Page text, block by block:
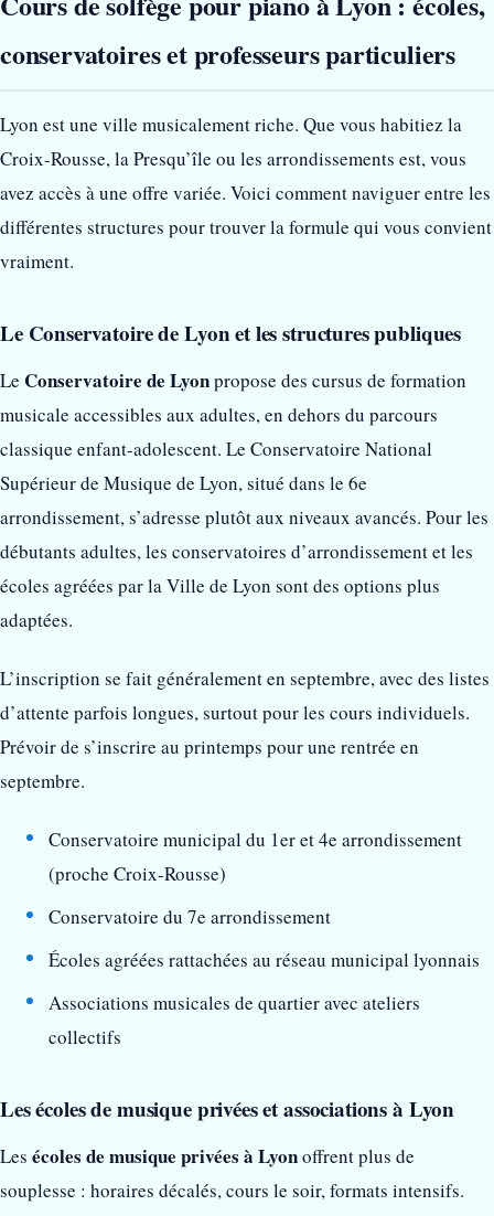
conservatoires et professeurs particuliers
Lyon est une ville musicalement riche. Que vous habitiez la
Croix-Rousse, la Presqu’île ou les arrondissements est, vous
avez accès à une offre variée. Voici comment naviguer entre les
différentes structures pour trouver la formule qui vous convient
vraiment.
Le Conservatoire de Lyon et les structures publiques
Le Conservatoire de Lyonpropose des cursus de formation
musicale accessibles aux adultes, en dehors du parcours
classique enfant-adolescent. Le Conservatoire National
Supérieur de Musique de Lyon, situé dans le 6e
arrondissement, s’adresse plutôt aux niveaux avancés. Pour les
débutants adultes, les conservatoires d’arrondissement et les
écoles agréées par la Ville de Lyon sont des options plus
adaptées.
L’inscription se fait généralement en septembre, avec des listes
d’attente parfois longues, surtout pour les cours individuels.
Prévoir de s’inscrire au printemps pour une rentrée en
septembre.
Conservatoire municipal du 1er et 4e arrondissement
(proche Croix-Rousse)
Conservatoire du 7e arrondissement
Écoles agréées rattachées au réseau municipal lyonnais
Associations musicales de quartier avec ateliers
collectifs
Les écoles de musique privées et associations à Lyon
Les écoles de musique privées à Lyonoffrent plus de
souplesse : horaires décalés, cours le soir, formats intensifs.